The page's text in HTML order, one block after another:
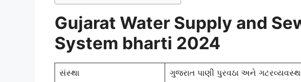
Gujarat Water Supply and
System bharti 2024
સંસ્થા ગુજરાત પાણી પુરવઠા અને